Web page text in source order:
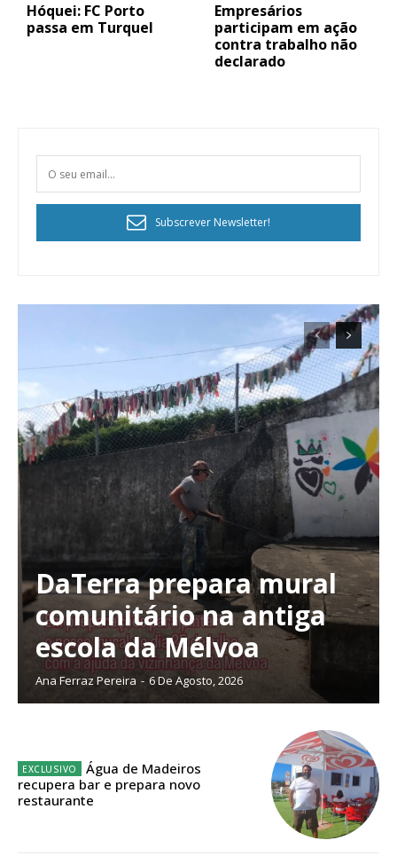
Planos de Assinatura
Faça-se assinante do Região de Cister e ajude-nos a manter este serviço
público!
Sendo assinante terá acesso a todos os conteúdos exclusivos e versões
Hóquei: FC Porto
passa em Turquel
Empresários
participam em ação
contra trabalho não
declarado
Subscrever Newsletter!
DaTerra prepara mural
comunitário na antiga
escola da Mélvoa
Ana Ferraz Pereira - 6 De Agosto, 2026
Água de Madeiros
recupera bar e prepara novo
restaurante